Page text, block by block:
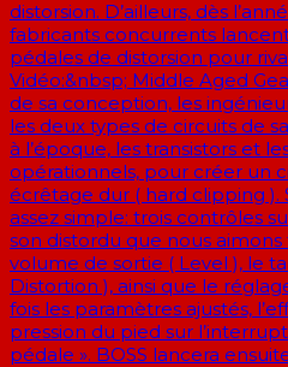
distorsion. D’ailleurs, dès
fabricants concurrents
pédales de distorsion pour
Vidéo:&nbsp; Middle Aged
de sa conception, les
les deux types de circuits de
à l’époque, les transistors et
opérationnels, pour créer un
écrêtage dur ( hard clipping
assez simple: trois contrôles
son distordu que nous
volume de sortie ( Level ), le
Distortion ), ainsi que le
fois les paramètres ajustés,
pression du pied sur
pédale ». BOSS lancera